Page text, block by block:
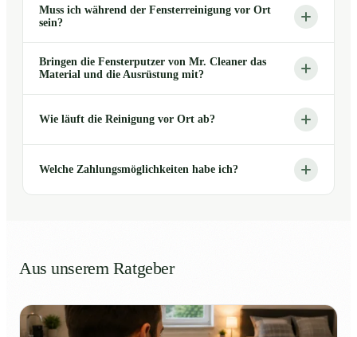
Muss ich während der Fensterreinigung vor Ort
sein?
Bringen die Fensterputzer von Mr. Cleaner das
Material und die Ausrüstung mit?
Wie läuft die Reinigung vor Ort ab?
Welche Zahlungsmöglichkeiten habe ich?
Aus unserem Ratgeber